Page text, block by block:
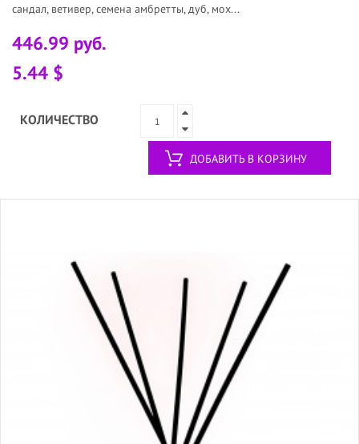
сандал, ветивер, семена амбретты, дуб, мох...
446.99 руб.
5.44 $
КОЛИЧЕСТВО
ДОБАВИТЬ В КОРЗИНУ